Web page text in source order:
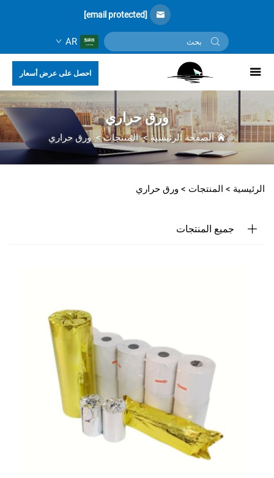
[email protected]
AR
احصل على عرض أسعار
ورق حراري
الصفحة الرئيسية>المنتجات>ورق حراري
الرئيسية > المنتجات > ورق حراري
جميع المنتجات